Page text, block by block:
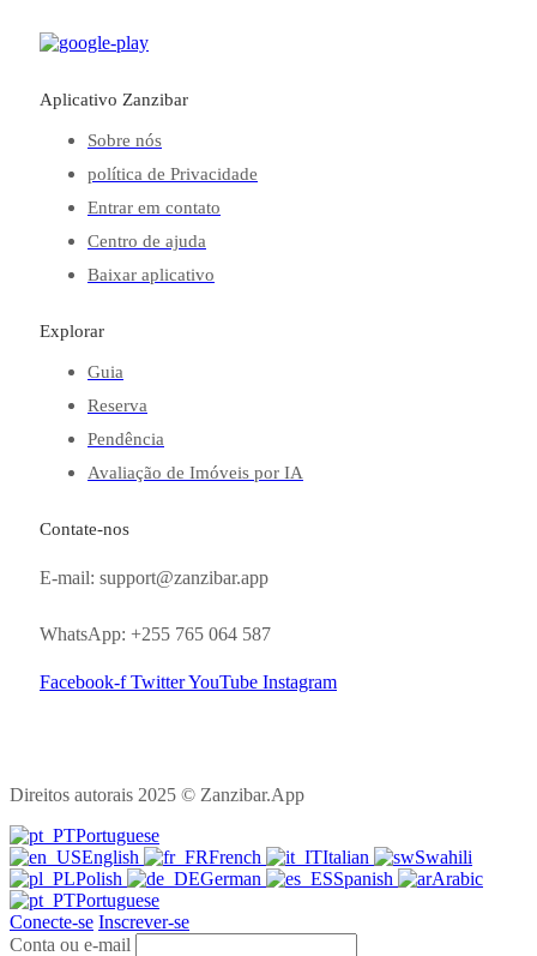
Aplicativo Zanzibar
Sobre nós
política de Privacidade
Entrar em contato
Centro de ajuda
Baixar aplicativo
Explorar
Guia
Reserva
Pendência
Avaliação de Imóveis por IA
Contate-nos
E-mail: support@zanzibar.app
WhatsApp: +255 765 064 587
Facebook-f TwitterYouTube Instagram
Direitos autorais 2025 © Zanzibar.App
Portuguese
English
French Italian
Swahili
Polish
German Spanish
Arabic
Portuguese
Conecte-se Inscrever-se
Conta ou e-mail